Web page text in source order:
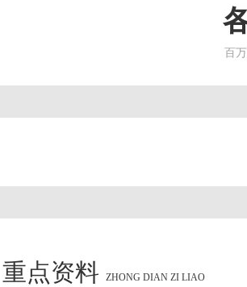
百
重点资料 ZHONG DIAN ZI LIAO